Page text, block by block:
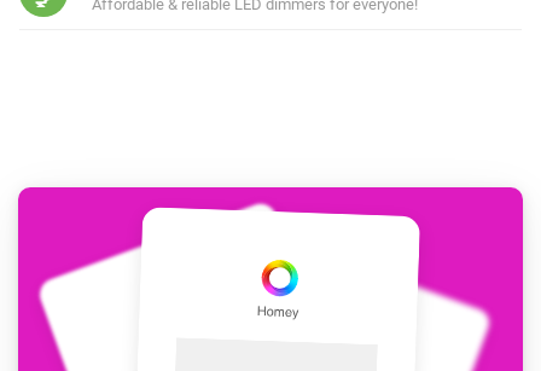
Affordable & reliable LED dimmers for everyone!